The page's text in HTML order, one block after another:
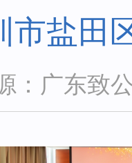
市盐田
：广东致